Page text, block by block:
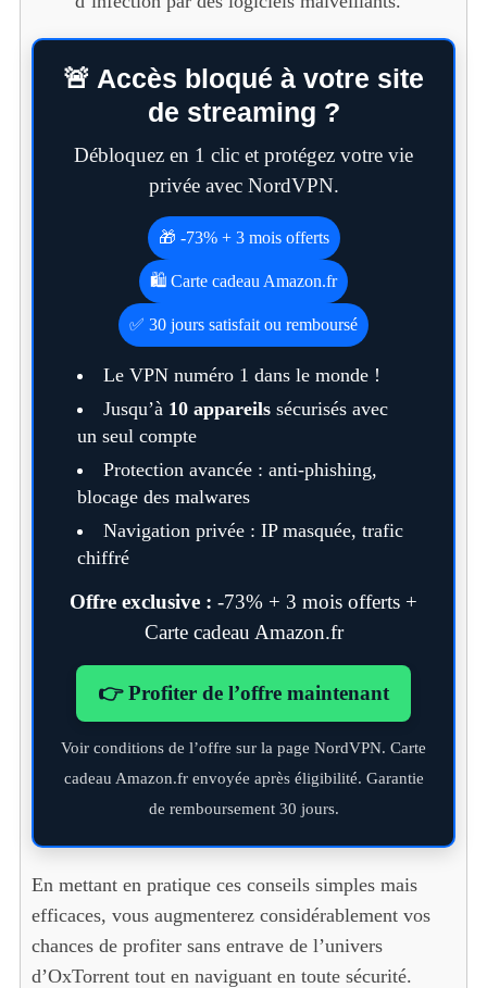
🚨 Accès bloqué à votre site
de streaming ?
Débloquez en 1 clic et protégez votre vie
privée avec NordVPN.
🎁 -73% + 3 mois offerts
🛍️ Carte cadeau Amazon.fr
✅ 30 jours satisfait ou remboursé
Le VPN numéro 1 dans le monde !
Jusqu’à 10 appareilssécurisés avec
un seul compte
Protection avancée : anti-phishing,
blocage des malwares
Navigation privée : IP masquée, trafic
chiffré
Offre exclusive : -73% + 3 mois offerts +
Carte cadeau Amazon.fr
👉 Profiter de l’offre maintenant
Voir conditions de l’offre sur la page NordVPN. Carte
cadeau Amazon.fr envoyée après éligibilité. Garantie
de remboursement 30 jours.
En mettant en pratique ces conseils simples mais
efficaces, vous augmenterez considérablement vos
chances de profiter sans entrave de l’univers
d’OxTorrent tout en naviguant en toute sécurité.